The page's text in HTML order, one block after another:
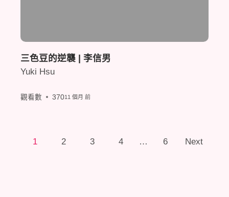
三色豆的逆襲 | 李信男
Yuki Hsu
觀看數 37011 個月 前
P
1 2 3 4 … 6 Next